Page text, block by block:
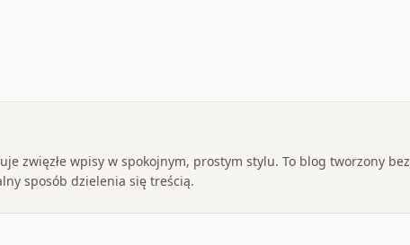
zwięzłe wpisy w spokojnym, prostym stylu. To blog tworzony bez
sposób dzielenia się treścią.